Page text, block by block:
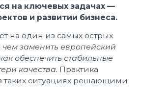
на ключевых задачах —
и развитии бизнеса.
на один из самых острых
чем заменить европейский
обеспечить стабильные
качества. Практика
таких ситуациях решающими